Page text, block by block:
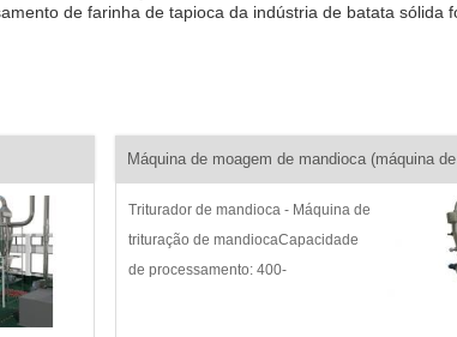
de farinha de tapioca da indústria de batata sólida
Triturador de mandioca - Máquina de
trituração de mandiocaCapacidade
de processamento: 400-